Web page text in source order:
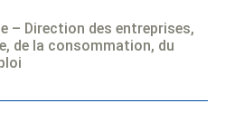
– Direction des entreprises,
de la consommation, du